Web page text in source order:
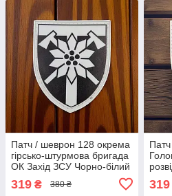
Патч / шеврон 128 окрема
гірсько-штурмова бригада
ОК Захід ЗСУ Чорно-білий
319 ₴ 380 ₴ 319